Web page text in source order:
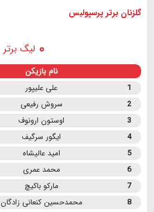
گلزنان برتر پرسپولیس
لیگ برتر
نام بازیکن
1 علی علیپور
2
سروش رفیعی
3
اوستون ارونوف
4
ایگور سرگیف
5
امید عالیشاه
6
محمد عمری
7
مارکو باکیچ
8
محمدحسین کنعانی زادگان